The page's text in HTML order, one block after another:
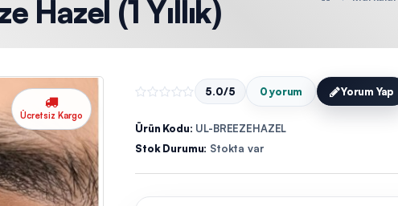
Hazel (1 Yıllık)
Ücretsiz Kargo
5.0/5 0 yorum Yorum Yap
Ürün Kodu: UL-BREEZEHAZEL
Stok Durumu: Stokta var